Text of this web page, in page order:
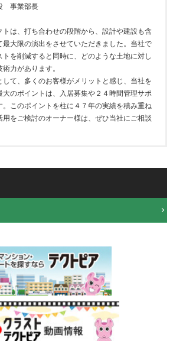
事業部長
トは、打ち合わせの段階から、設計や建設も含
大限の演出をさせていただきました。当社で
を削減すると同時に、どのような土地に対し
力があります。
して、多くのお客様がメリットと感じ、当社を
のポイントは、入居募集や２４時間管理サポ
このポイントを柱に４７年の実績を積み重ね
をご検討のオーナー様は、ぜひ当社にご相談